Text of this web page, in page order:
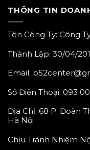
THÔNG TIN
Tên Công Ty: Công
Thành Lập: 30/04/
Email:
Số Điện Thoại: 093
Địa Chỉ: 68 P. Đoàn
Hà Nội
Chịu Tránh Nhiệm